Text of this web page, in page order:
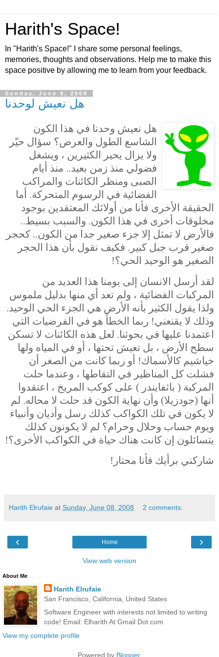
Harith's Space!
In "Harith's Space!" I share some personal feelings,
memories, thoughts and observations. Help me to make this
space positive by allowing me to learn from your feedback.
Sunday, June 8, 2008
هل نعيش لوحدنا
هل نعيش وحدنا في هذا الكون
الشاسع الطول والعرض؟ سؤال حيّر
ولا يزال يحير الكثيرين ، ويشغل
فضولي منذ زمن بعيد.. منذ أيام
الصبى ومنظر الكائنات والمراكب
الفضائية في الرسوم المتحركة. أما
الحقيقة الأخرى فأنا من أولائك المعتقدين بوجود
مخلوقات أخرى في هذا الكون. والسبب بسيط..
فالأرض لا تمثل إلا جزء صغير جدا من الكون.. كحجر
صغير قرب جبل كبير. فكيف نقول بأن هذا الحجر
الصغير هو الوحيد الحي؟!
لقد أرسل الانسان إلى يومنا هذا العديد من
المركبات الفضائية ، ولم تعد أي منها بدليل ملموس
ولذا يقول الكثير بأنه الأرض هي الجزء الحي الوحيد.
وذلك لا يقنعني! ربما الخطأ هو في الفرضيات التي
اعتمدنا عليها في بحوثنا. لعل هذه الكائنات لا تسكن
سطح الأرض ، بل تعيش تحتها ، أو في المياه ولها
خياشيم كالأسماك! أو ربما كانت من الصغر أن
فشلت كل المناظير في التقاطها ، وعندما حلت
المركبة ( باثفايندر ) على كوكب المريخ ،
اعتقدوا
أنها (جودزيلا) وأن نهاية الكون قد حلت لا محاله. لم
لا يكون في تلك الكواكب كذلك رسل وأديان وأنبياء
ويوم حساب وحلال وحرام؟ لم لا يكونون كذلك
يتسائلون إن كانت هناك حياة في الكواكب الأخرى؟!
شاركني برأيك فأنا محتار!
Harith Elrufaie at Sunday, June 08, 2008 2 comments:
‹ ›
Home
View web version
About Me
Harith Elrufaie
San Francisco, California, United States
Software Engineer with interests not limited to writing
code! Email: Elharith At Gmail Dot com
View my complete profile
Powered by Blogger.